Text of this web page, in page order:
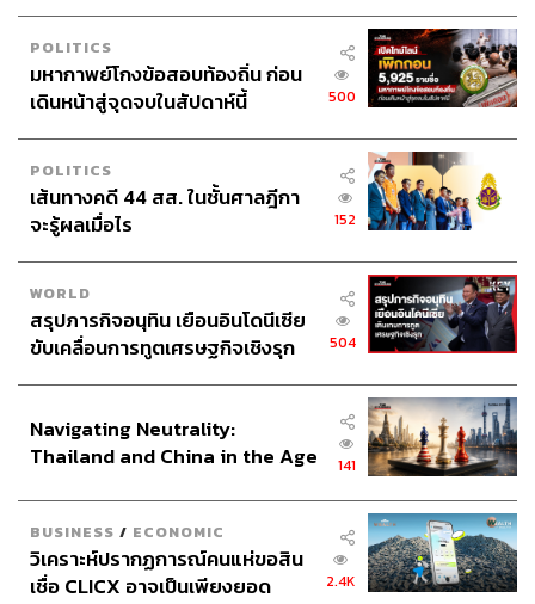
POLITICS
มหากาพย์โกงข้อสอบท้องถิ่น ก่อน
เดินหน้าสู่จุดจบในสัปดาห์นี้
500
POLITICS
เส้นทางคดี 44 สส. ในชั้นศาลฎีกา
จะรู้ผลเมื่อไร
152
WORLD
สรุปภารกิจอนุทิน เยือนอินโดนีเซีย
ขับเคลื่อนการทูตเศรษฐกิจเชิงรุก
504
Navigating Neutrality:
Thailand and China in the Age
141
BUSINESS / ECONOMIC
วิเคราะห์ปรากฏการณ์คนแห่ขอสิน
เชื่อ CLICX อาจเป็นเพียงยอด
2.4K